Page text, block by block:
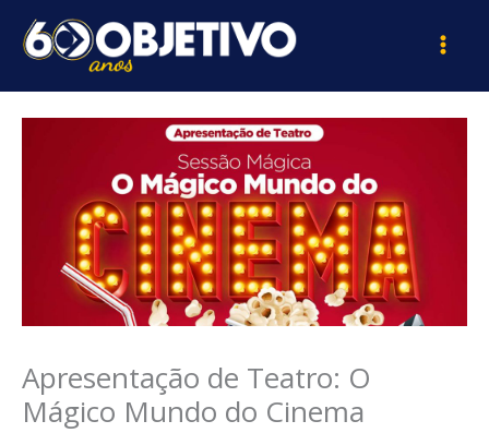
para
Apresentação de Teatro: O
Mágico Mundo do Cinema